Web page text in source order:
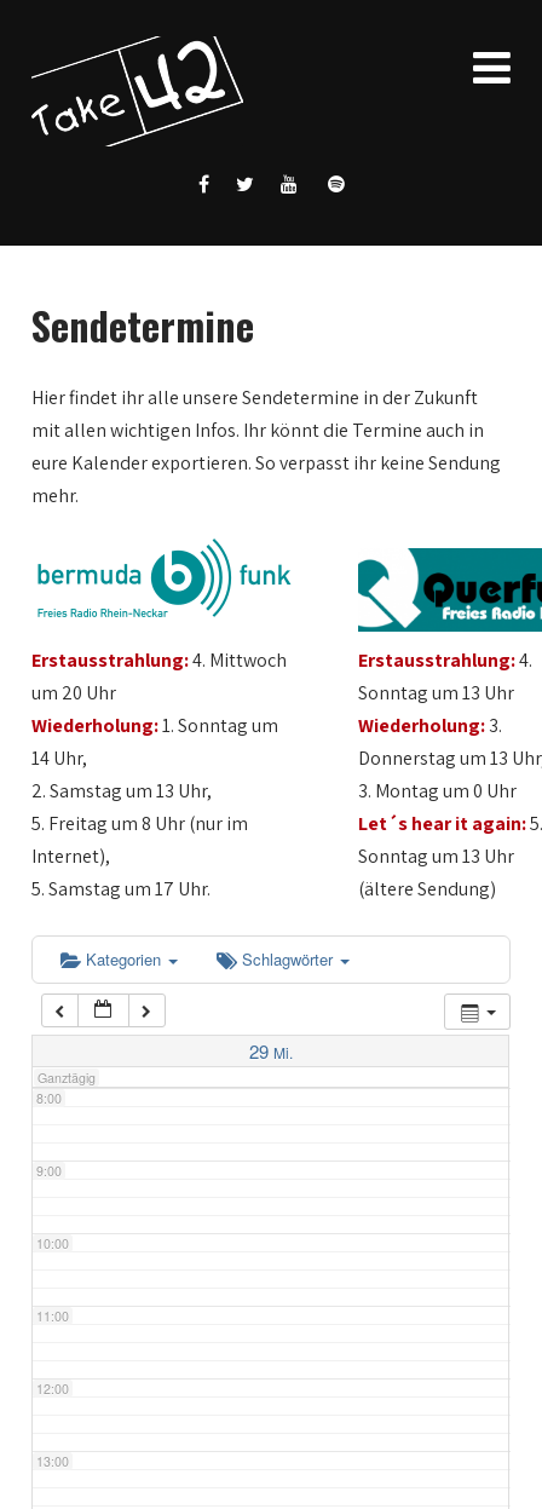
Sendetermine
Hier findet ihr alle unsere Sendetermine in der Zukunft
mit allen wichtigen Infos. Ihr könnt die Termine auch in
eure Kalender exportieren. So verpasst ihr keine Sendung
mehr.
Erstausstrahlung:4. Mittwoch
um 20 Uhr
Wiederholung:1. Sonntag um
14 Uhr,
2. Samstag um 13 Uhr,
5. Freitag um 8 Uhr (nur im
Internet),
5. Samstag um 17 Uhr.
Erstausstrahlung:4.
Sonntag um 13 Uhr
Wiederholung:3.
Donnerstag um 13
3. Montag um 0 Uhr
Let´s hear it again:
Sonntag um 13 Uhr
(ältere Sendung)
Kategorien Schlagwörter
29 Mi.
Ganztägig
1:00
2:00
3:00
5:00
6:00
7:00
8:00
9:00
10:00
11:00
12:00
13:00